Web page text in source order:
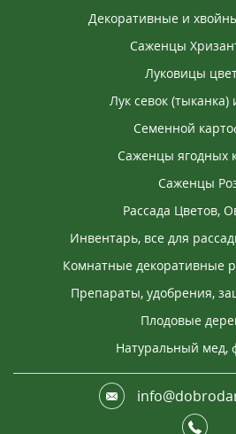
Декоративные и
Саженцы
Луковицы
Лук севок (тыканка)
Семенной
Саженцы ягодных
Саженцы
Рассада Цветов,
Инвентарь, все для
Комнатные декоративные
Препараты, удобрения,
Плодовые
Натуральный мед,